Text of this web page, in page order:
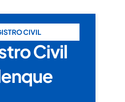
CIVIL
Civil